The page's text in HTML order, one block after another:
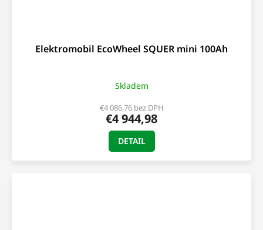
Elektromobil EcoWheel SQUER mini 100Ah
Skladem
€4 086,76 bez DPH
€4 944,98
DETAIL